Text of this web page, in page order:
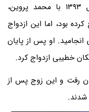
آناهیتا درگاهی پیش از این در سال ۱۳۹۳ با محمد پروین،
بود، اما این ازدواج
او پس از پایان
ایران رفت و این زوج پس از
شدند.